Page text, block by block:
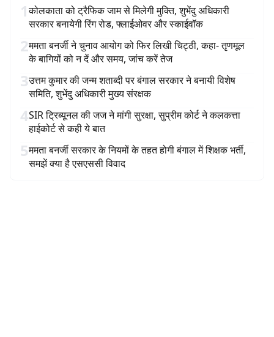
1कोलकाता को ट्रैफिक जाम से मिलेगी मुक्ति, शुभेंदु अधिकारी
सरकार बनायेगी रिंग रोड, फ्लाईओवर और स्काईवॉक
2ममता बनर्जी ने चुनाव आयोग को फिर लिखी चिट्ठी, कहा- तृणमूल
के बागियों को न दें और समय, जांच करें तेज
3उत्तम कुमार की जन्म शताब्दी पर बंगाल सरकार ने बनायी विशेष
समिति, शुभेंदु अधिकारी मुख्य संरक्षक
4SIR ट्रिब्यूनल की जज ने मांगी सुरक्षा, सुप्रीम कोर्ट ने कलकत्ता
हाईकोर्ट से कही ये बात
5ममता बनर्जी सरकार के नियमों के तहत होगी बंगाल में शिक्षक भर्ती,
समझें क्या है एसएससी विवाद